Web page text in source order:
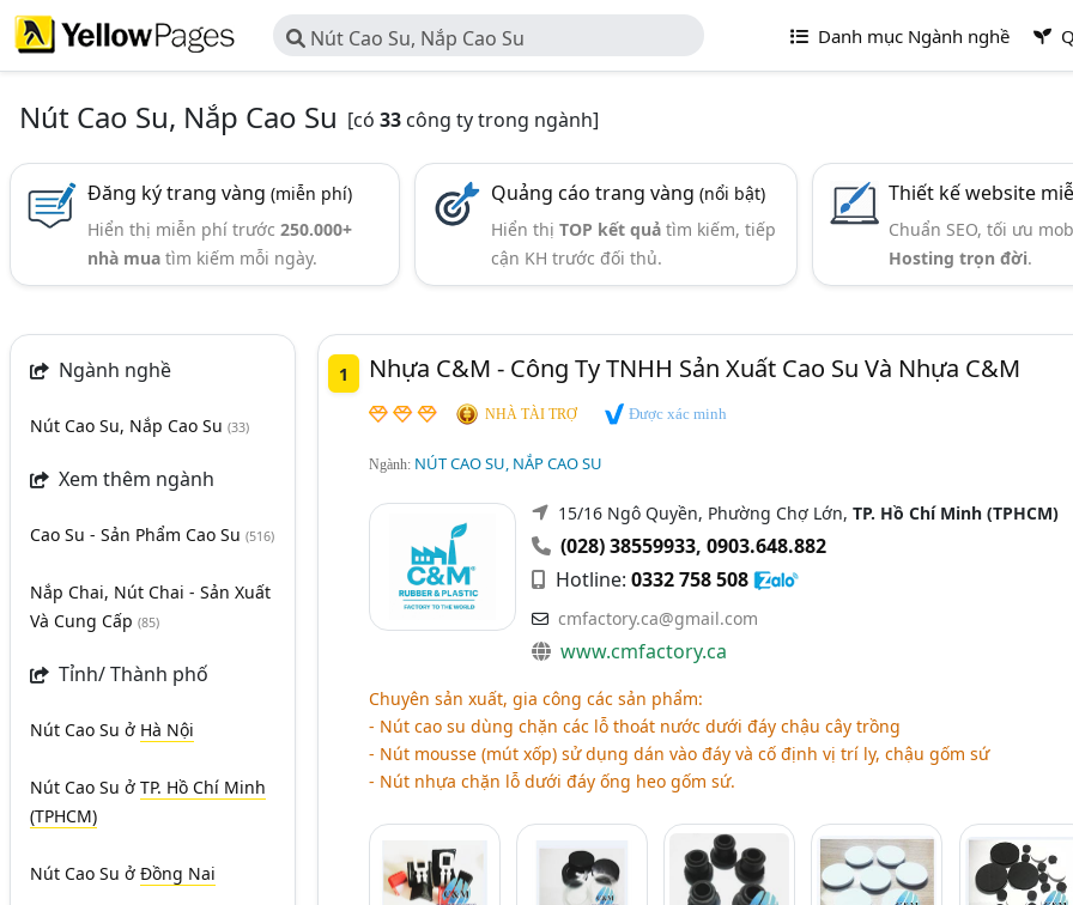
Nút Cao Su, Nắp Cao Su Danh mục Ngành nghề
Nút Cao Su, Nắp Cao Su [có 33 công ty trong ngành]
Đăng ký trang vàng(miễn phí)
Hiển thị miễn phí trước250.000+
nhà mua tìm kiếm mỗi ngày.
Quảng cáo trang vàng(nổi bật)
Hiển thịTOP kết quả tìm kiếm, tiếp
cận KH trước đối thủ.
Thiết kế website
Chuẩn SEO, tối ưu
Hosting trọn đời.
Ngành nghề
Nút Cao Su, Nắp Cao Su (33)
Xem thêm ngành
Cao Su - Sản Phẩm Cao Su (516)
Nắp Chai, Nút Chai - Sản Xuất
Và Cung Cấp (85)
Tỉnh/ Thành phố
Nút Cao Su ở Hà Nội
Nút Cao Su ở TP. Hồ Chí Minh
(TPHCM)
Nút Cao Su ở Đồng Nai
1 Nhựa C&M - Công Ty TNHH Sản Xuất Cao Su Và Nhựa C&M
NHÀ TÀI TRỢ Được xác minh
Ngành: NÚT CAO SU, NẮP CAO SU
15/16 Ngô Quyền, Phường Chợ Lớn, TP. Hồ Chí Minh (TPHCM)
(028) 38559933, 0903.648.882
Hotline: 0332 758 508
cmfactory.ca@gmail.com
www.cmfactory.ca
Chuyên sản xuất, gia công các sản phẩm:
- Nút cao su dùng chặn các lỗ thoát nước dưới đáy chậu cây trồng
- Nút mousse (mút xốp) sử dụng dán vào đáy và cố định vị trí ly, chậu gốm sứ
- Nút nhựa chặn lỗ dưới đáy ống heo gốm sứ.